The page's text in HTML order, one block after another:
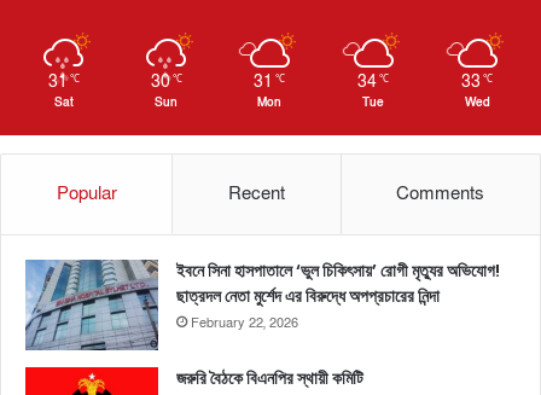
31 ℃
Sat
30 ℃
Sun
31 ℃
Mon
34℃
Tue
33 ℃
Wed
Popular Recent Comments
ইবনে সিনা হাসপাতালে ‘ভুল চিকিৎসায়’ রোগী মৃত্যুর অভিযোগ!
ছাত্রদল নেতা মুর্শেদ এর বিরুদ্ধে অপপ্রচারের নিন্দা
February 22, 2026
জরুরি বৈঠকে বিএনপির স্থায়ী কমিটি